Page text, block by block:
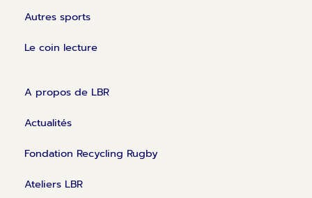
Autres sports
Le coin lecture
A propos de LBR
Actualités
Fondation Recycling Rugby
Ateliers LBR